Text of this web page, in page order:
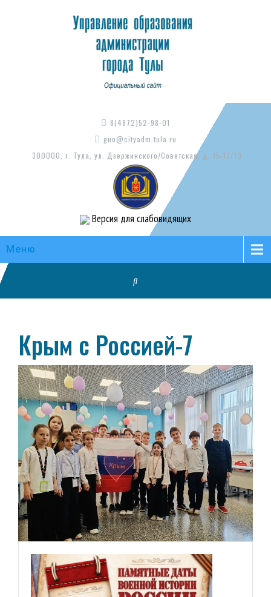
8(4872)52-98-01
guo@cityadm.tula.ru
300000, г. Тула, ул. Дзержинского/Советская, д. 15-17/73
Версия для слабовидящих
Меню
Крым с Россией-7